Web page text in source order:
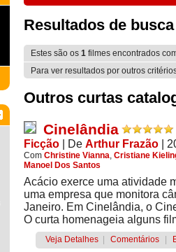
Resultados de busca
Estes são os 1 filmes encontrados
Para ver resultados por outros
Outros curtas
Cinelândia
Ficção De Arthur Frazão |
Com Christine Vianna, Cristiane
Manoel Dos Santos
Acácio exerce uma atividade
uma empresa que monitora
Janeiro. Em Cinelândia, o
O curta homenageia alguns
Veja Detalhes Comentários